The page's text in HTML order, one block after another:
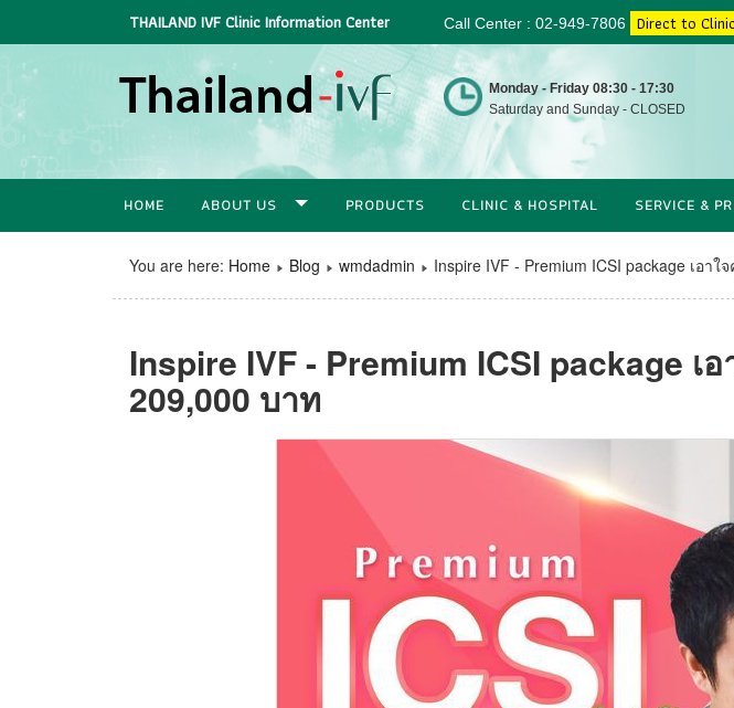
THAILAND IVF Clinic Information Center Call Center : 02-949-7806 Direct to Clinic
Monday - Friday 08:30 - 17:30
Saturday and Sunday - CLOSED
HOME ABOUT US PRODUCTS CLINIC & HOSPITAL SERVICE &
You are here: Home Blog wmdadmin Inspire IVF - Premium ICSI package เอ
Inspire IVF - Premium ICSI package
209,000 บาท